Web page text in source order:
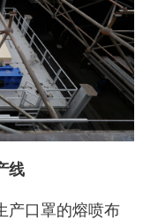
线
产口罩的熔喷布